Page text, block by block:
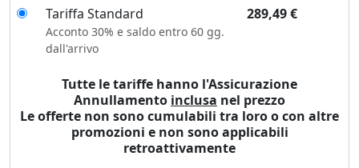
Tariffa Standard
289,49€
Acconto 30% e saldo entro 60 gg.
dall'arrivo
Tutte le tariffe hanno l'Assicurazione
Annullamento inclusa nel prezzo
Le offerte non sono cumulabili tra loro o con altre
promozioni e non sono applicabili
retroattivamente